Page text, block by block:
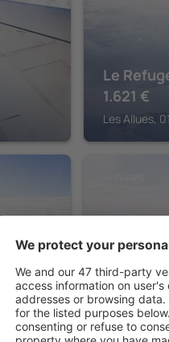
Le
1.621 €
Les Allues,
Hôtel Le
236€
La Plagne,